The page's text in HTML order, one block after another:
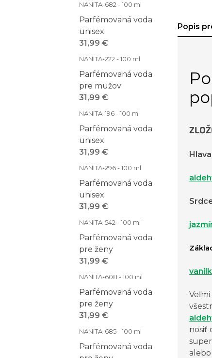
NANITA-682 - 100 ml
Parfémovaná voda
unisex
31,99 €
NANITA-222 - 100 ml
Parfémovaná voda
pre mužov
31,99 €
NANITA-196 - 100 ml
Parfémovaná voda
unisex
31,99 €
NANITA-296 - 100 ml
Parfémovaná voda
unisex
31,99 €
NANITA-542 - 100 ml
Parfémovaná voda
pre ženy
31,99 €
NANITA-608 - 100 ml
Parfémovaná voda
pre ženy
31,99 €
NANITA-685 - 100 ml
Parfémovaná voda
Popis
Hlava
nosiť